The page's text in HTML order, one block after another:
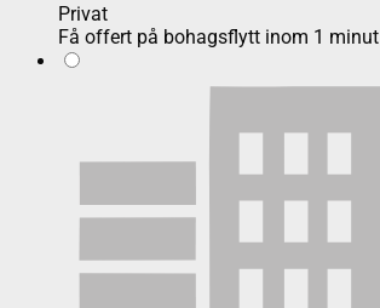
Privat
Få offert på bohagsflytt inom 1 minut